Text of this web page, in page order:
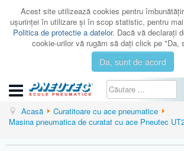
Acest site utilizează cookies pentru
uşurinţei în utilizare şi în scop statistic, pentru
Politica de protectie a datelor. Dacă vă declaraţi
cookie-urilor vă rugăm să daţi click pe "Da,
Da, sunt de acord
CATEGORII
CATALOAGE
Acasă
Curatitoare cu ace pneumatice
Masina pneumatica de curatat cu ace Pneutec